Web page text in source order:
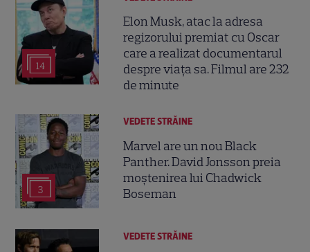
14
Elon Musk, atac la adresa
regizorului premiat cu Oscar
care a realizat documentarul
despre viața sa. Filmul are 232
de minute
3
VEDETE STRĂINE
Marvel are un nou Black
Panther. David Jonsson preia
moștenirea lui Chadwick
Boseman
VEDETE STRĂINE